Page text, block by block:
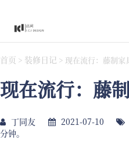
首页 > 装修日记 > 现在流行：藤制家
现在流行：藤
丁同友 2021-07-10
分钟。